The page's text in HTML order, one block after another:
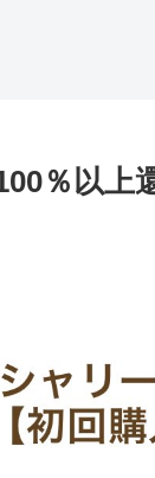
％以上